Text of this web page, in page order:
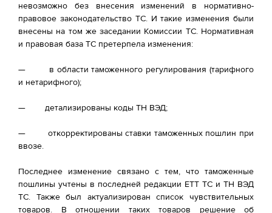
невозможно без внесения изменений в нормативно-
правовое законодательство ТС. И такие изменения были
внесены на том же заседании Комиссии ТС. Нормативная
и правовая база ТС претерпела изменения:
— в области таможенного регулирования (тарифного
и нетарифного);
— детализированы коды ТН ВЭД;
— откорректированы ставки таможенных пошлин при
ввозе.
Последнее изменение связано с тем, что таможенные
пошлины учтены в последней редакции ЕТТ ТС и ТН ВЭД
ТС. Также был актуализирован список чувствительных
товаров. В отношении таких товаров решение об